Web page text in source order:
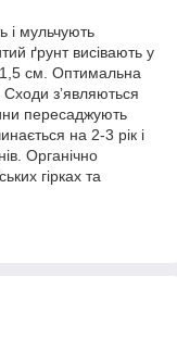
і мульчують
ґрунт висівають у
1,5 см. Оптимальна
зʼявляються
пересаджують
на 2-3 рік і
Органічно
гірках та